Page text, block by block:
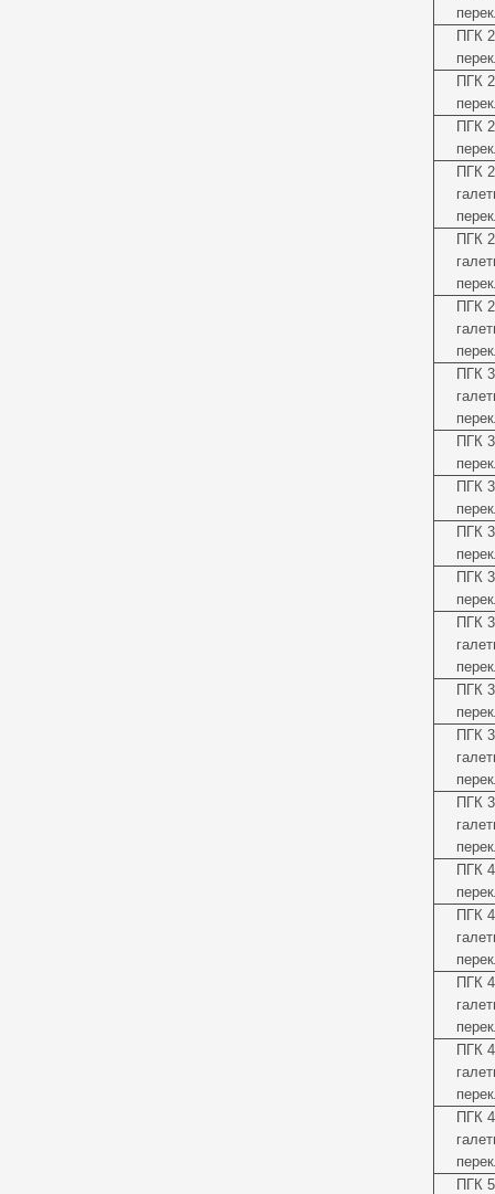
ПГК
ПГК
ПГК
ПГК
ПГК
ПГК
ПГК
ПГК
ПГК
ПГК
ПГК
ПГК
ПГК
ПГК
ПГК
ПГК
ПГК
ПГК
ПГК
ПГК
ПГК